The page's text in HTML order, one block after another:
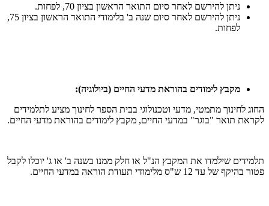
ניתן להירשם לאחר סיום התואר הראשון בציון 70, לפחות.
ניתן להירשם לאחר סיום שנה ב' בלימודי התואר הראשון בציון 75,
לפחות.
מקבץ לימודים בהוראת מדעי החיים (ביולוגיה):
החוג לחינוך מתמטי, מדעי וטכנולוגי בבית הספר לחינוך מציע לתלמידים
לקראת תואר "בוגר" במדעי החיים, מקבץ לימודים בהוראת מדעי החיים.
תלמידים שילמדו את המקבץ הנ"ל או חלק ממנו בשנה ב' או ג' יוכלו לקבל
פטור בהיקף של עד 12 ש"ס מלימודי תעודת הוראה במדעי החיים.